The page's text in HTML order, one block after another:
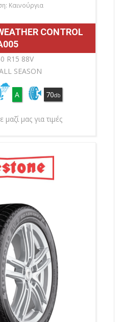
Καινούργια
CONTROL
R15 88V
SEASON
A 70db
μαζί μας για τιμές